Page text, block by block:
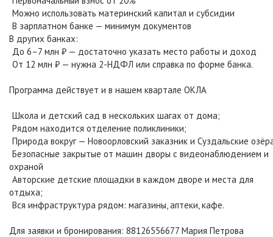
Можно использовать материнский капитал и субсидии
В зарплатном банке — минимум документов
В других банках:
До 6–7 млн ₽ — достаточно указать место работы и доход
От 12 млн ₽ — нужна 2-НДФЛ или справка по форме банка.
Программа действует и в нашем квартале ОКЛА
Школа и детский сад в нескольких шагах от дома;
Рядом находится отделение поликлиники;
Природа вокруг — Новоорловский заказник и Суздальские
Безопасные закрытые от машин дворы с видеонаблюдением и
охраной
Авторские детские площадки в каждом дворе и места для
отдыха;
Вся инфраструктура рядом: магазины, аптеки, кафе.
Для заявки и бронирования: 88126556677 Мария Петрова